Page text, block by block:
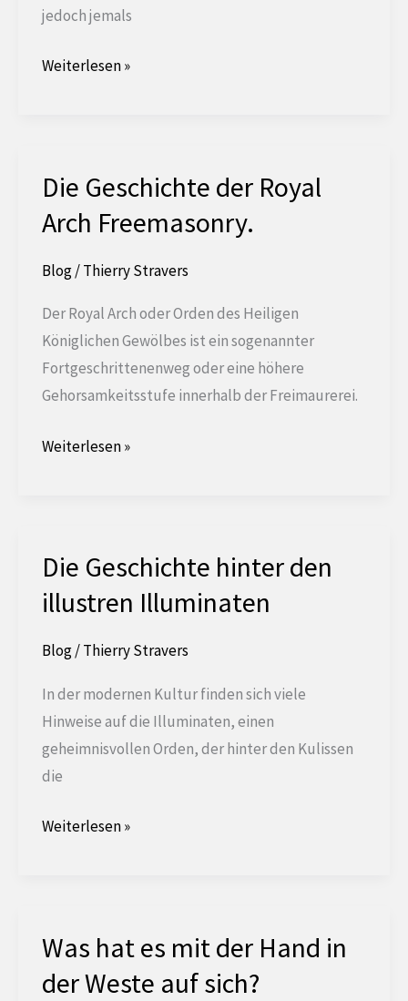
jedoch jemals
Mozart,
Weiterlesen »
Die Geschichte der Royal
Arch Freemasonry.
Blog/Thierry Stravers
Der Royal Arch oder Orden des Heiligen
Königlichen Gewölbes ist ein sogenannter
Fortgeschrittenenweg oder eine höhere
Gehorsamkeitsstufe innerhalb der Freimaurerei.
Die
Arch
Freimaurerei.
Weiterlesen »
Die Geschichte hinter den
illustren Illuminaten
Blog/Thierry Stravers
In der modernen Kultur finden sich viele
Hinweise auf die Illuminaten, einen
geheimnisvollen Orden, der hinter den Kulissen
die
Die
berühmten
Illuminaten
Weiterlesen »
Was hat es mit der Hand in
der Weste auf sich?